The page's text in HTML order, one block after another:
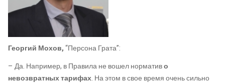
Георгий Мохов,“Персона Грата”:
– Да. Например, в Правила не вошел нормативо
невозвратных тарифах. На этом в свое время очень сильно